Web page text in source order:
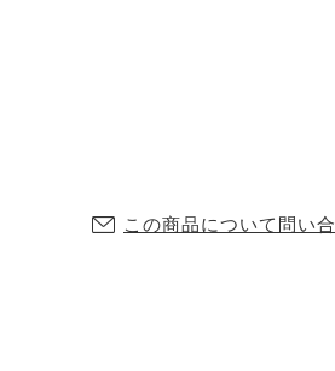
この商品について問い